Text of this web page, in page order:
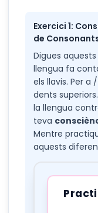
Exercici 1:
de
Digues
llengua fa
els llavis. Per a
dents
la llengua
teva
Mentre
aquests